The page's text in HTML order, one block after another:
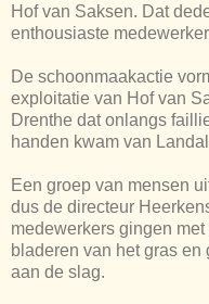
Hof van Saksen. Dat
enthousiaste
De schoonmaakactie
exploitatie van Hof van
Drenthe dat onlangs
handen kwam van
Een groep van mensen
dus de directeur
medewerkers gingen
bladeren van het gras
aan de slag.